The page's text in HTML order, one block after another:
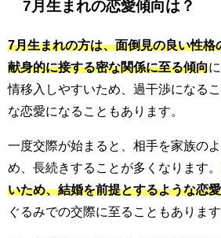
7月生まれの恋愛傾向は？
7月生まれの方は、面倒見の良い性格
献身的に接する密な関係に至る傾向
情移入しやすいため、過干渉になる
な恋愛になることもあります。
一度交際が始まると、相手を家族の
め、長続きすることが多くなります。
いため、結婚を前提とするような恋愛
ぐるみでの交際に至ることもあります